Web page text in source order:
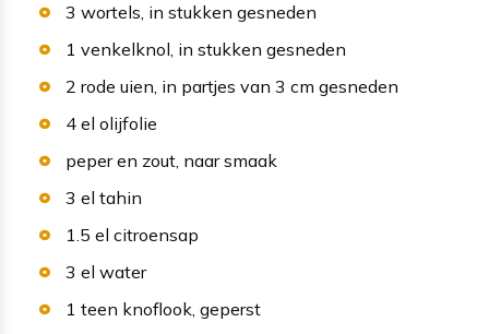
3 wortels, in stukken gesneden
1 venkelknol, in stukken gesneden
2 rode uien, in partjes van 3 cm gesneden
4 el olijfolie
peper en zout, naar smaak
3 el tahin
1.5 el citroensap
3 el water
1 teen knoflook, geperst